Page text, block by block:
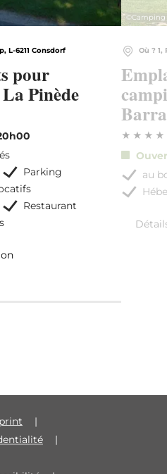
L-6211 Consdorf
pour
Pinède
Parking
Restaurant
©
Où ? 1,
au